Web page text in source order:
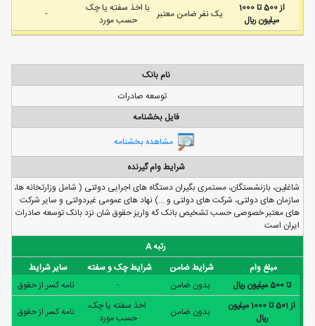
از 500 تا 1000
ميليون ريال
يک نفر ضامن معتبر
با اخذ سفته يا چک
حسب مورد
نام بانک
توسعه صادرات
فایل بخشنامه
مشاهده بخشنامه
شرایط وام گیرنده
شاغلین، بازنشستگان، مستمری بگیران دستگاه های اجرایی دولتی ( شامل وزارتخانه ها،
سازمان های دولتی، شرکت های دولتی و ...) نهاد های عمومی غیردولتی و سایر شرکت
های معتبر خصوصی حسب تشخیص بانک که واریز حقوق شان نزد بانک توسعه صادرات
ایران است
رتبه A
مبلغ وام
شرایط ضامن شرایط چک و سفته
سایر شرایط
بدون ضامن
نامه كسر از حقوق
از 501 تا 1000 ميليون
ريال
بدون ضامن
اخذ سفته یا چک،
حسب مورد
نامه كسر از حقوق